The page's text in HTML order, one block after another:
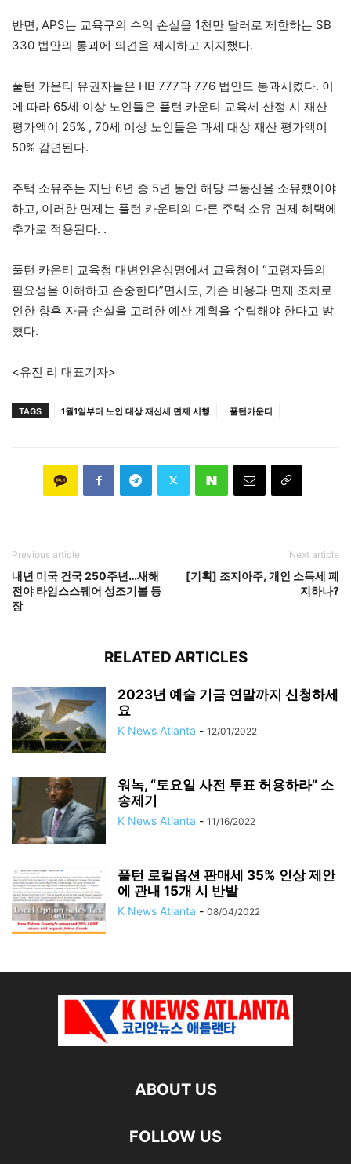
반면, APS는 교육구의 수익 손실을 1천만 달러로 제한하는 SB
330 법안의 통과에 의견을 제시하고 지지했다.
풀턴 카운티 유권자들은 HB 777과 776 법안도 통과시켰다. 이
에 따라 65세 이상 노인들은 풀턴 카운티 교육세 산정 시 재산
평가액이 25% , 70세 이상 노인들은 과세 대상 재산 평가액이
50% 감면된다.
주택 소유주는 지난 6년 중 5년 동안 해당 부동산을 소유했어야
하고, 이러한 면제는 풀턴 카운티의 다른 주택 소유 면제 혜택에
추가로 적용된다. .
풀턴 카운티 교육청 대변인은성명에서 교육청이 “고령자들의
필요성을 이해하고 존중한다”면서도, 기존 비용과 면제 조치로
인한 향후 자금 손실을 고려한 예산 계획을 수립해야 한다고 밝
혔다.
<유진 리 대표기자>
TAGS 1월1일부터 노인 대상 재산세 면제 시행 풀턴카운티
Previous article
내년 미국 건국 250주년…새해
전야 타임스스퀘어 성조기볼 등
장
Next article
[기획] 조지아주, 개인 소득세 폐
지하나?
RELATED ARTICLES
2023년 예술 기금 연말까지 신청하세
요
K News Atlanta - 12/01/2022
워녹, “토요일 사전 투표 허용하라” 소
송제기
K News Atlanta - 11/16/2022
풀턴 로컬옵션 판매세 35% 인상 제안
에 관내 15개 시 반발
K News Atlanta - 08/04/2022
ABOUT US
FOLLOW US